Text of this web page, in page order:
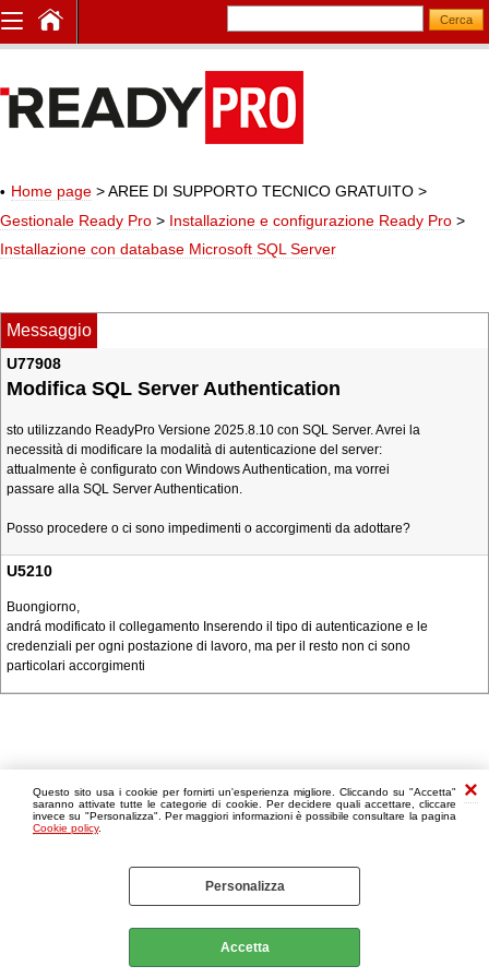
Questo sito usa i cookie per fornirti un'esperienza migliore. Cliccando su "Accetta"
saranno attivate tutte le categorie di cookie. Per decidere quali accettare, cliccare
invece su "Personalizza". Per maggiori informazioni è possibile consultare la pagina
Cookie policy.
Personalizza
Accetta
Home page > AREE DI SUPPORTO TECNICO GRATUITO >
Gestionale Ready Pro > Installazione e configurazione Ready Pro >
Installazione con database Microsoft SQL Server
Messaggio
U77908
Modifica SQL Server Authentication
sto utilizzando ReadyPro Versione 2025.8.10 con SQL Server. Avrei la
necessità di modificare la modalità di autenticazione del server:
attualmente è configurato con Windows Authentication, ma vorrei
passare alla SQL Server Authentication.
Posso procedere o ci sono impedimenti o accorgimenti da adottare?
U5210
Buongiorno,
andrá modificato il collegamento Inserendo il tipo di autenticazione e le
credenziali per ogni postazione di lavoro, ma per il resto non ci sono
particolari accorgimenti